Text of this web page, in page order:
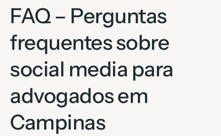
FAQ – Perguntas
frequentes sobre
social media para
advogados em
Campinas